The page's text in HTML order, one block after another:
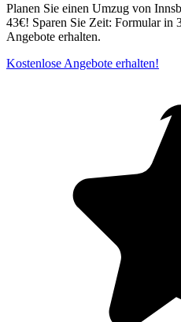
Planen Sie einen Umzug von
43€! Sparen Sie Zeit: Formular in
Angebote erhalten.
Kostenlose Angebote erhalten!